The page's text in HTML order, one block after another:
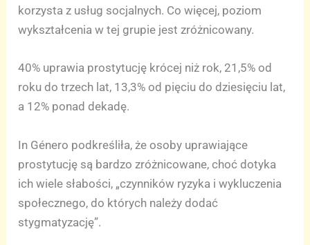
korzysta z usług socjalnych. Co więcej, poziom
wykształcenia w tej grupie jest zróżnicowany.
40% uprawia prostytucję krócej niż rok, 21,5% od
roku do trzech lat, 13,3% od pięciu do dziesięciu lat,
a 12% ponad dekadę.
In Género podkreśliła, że osoby uprawiające
prostytucję są bardzo zróżnicowane, choć dotyka
ich wiele słabości, „czynników ryzyka i wykluczenia
społecznego, do których należy dodać
stygmatyzację”.